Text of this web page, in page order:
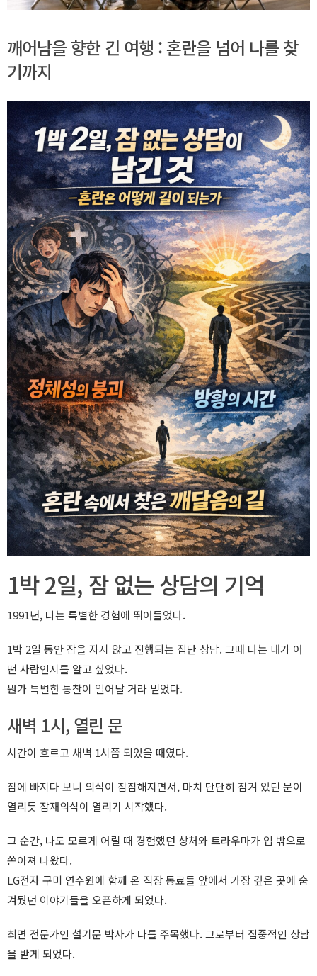
깨어남을 향한 긴 여행 : 혼란을 넘어 나를 찾
기까지
1박 2일, 잠 없는 상담의 기억
1991년, 나는 특별한 경험에 뛰어들었다.
1박 2일 동안 잠을 자지 않고 진행되는 집단 상담. 그때 나는 내가 어
떤 사람인지를 알고 싶었다.
뭔가 특별한 통찰이 일어날 거라 믿었다.
새벽 1시, 열린 문
시간이 흐르고 새벽 1시쯤 되었을 때였다.
잠에 빠지다 보니 의식이 잠잠해지면서, 마치 단단히 잠겨 있던 문이
열리듯 잠재의식이 열리기 시작했다.
그 순간, 나도 모르게 어릴 때 경험했던 상처와 트라우마가 입 밖으로
쏟아져 나왔다.
LG전자 구미 연수원에 함께 온 직장 동료들 앞에서 가장 깊은 곳에 숨
겨뒀던 이야기들을 오픈하게 되었다.
최면 전문가인 설기문 박사가 나를 주목했다. 그로부터 집중적인 상담
을 받게 되었다.